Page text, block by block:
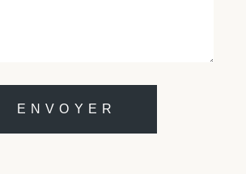
E N V O Y E R